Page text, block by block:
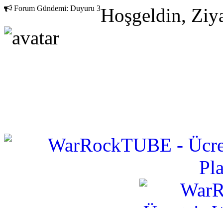
Forum Gündemi: Duyuru 3Hoşgeldin,